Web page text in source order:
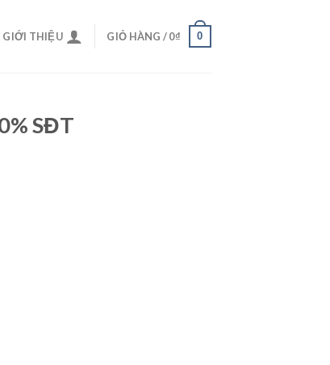
GIỚI THIỆU GIỎ HÀNG /0₫ 0
SĐT